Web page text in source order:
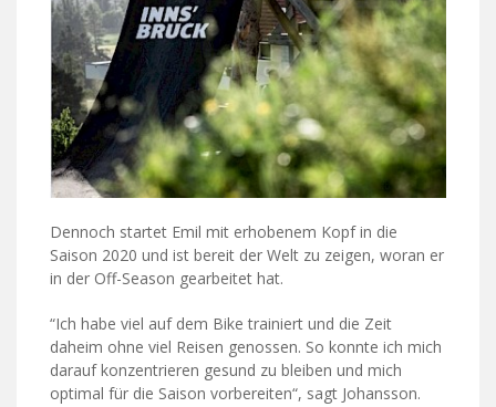
Dennoch startet Emil mit erhobenem Kopf in die
Saison 2020 und ist bereit der Welt zu zeigen, woran er
in der Off-Season gearbeitet hat.
“Ich habe viel auf dem Bike trainiert und die Zeit
daheim ohne viel Reisen genossen. So konnte ich mich
darauf konzentrieren gesund zu bleiben und mich
optimal für die Saison vorbereiten“, sagt Johansson.